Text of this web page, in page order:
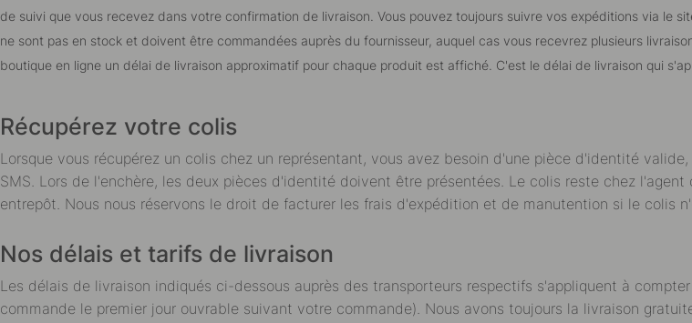
de suivi que vous recevez dans votre confirmation de livraison. Vous pouvez toujours suivre vos expéditions via le
ne sont pas en stock et doivent être commandées auprès du fournisseur, auquel cas vous recevrez plusieurs
boutique en ligne un délai de livraison approximatif pour chaque produit est affiché. C'est le délai de livraison qui
Récupérez votre colis
Lorsque vous récupérez un colis chez un représentant, vous avez besoin d'une pièce d'identité
SMS. Lors de l'enchère, les deux pièces d'identité doivent être présentées. Le colis reste chez
entrepôt. Nous nous réservons le droit de facturer les frais d'expédition et de manutention si le colis
Nos délais et tarifs de livraison
Les délais de livraison indiqués ci-dessous auprès des transporteurs respectifs s'appliquent à
commande le premier jour ouvrable suivant votre commande). Nous avons toujours la livraison